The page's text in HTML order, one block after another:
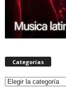
Categorías
Categorías